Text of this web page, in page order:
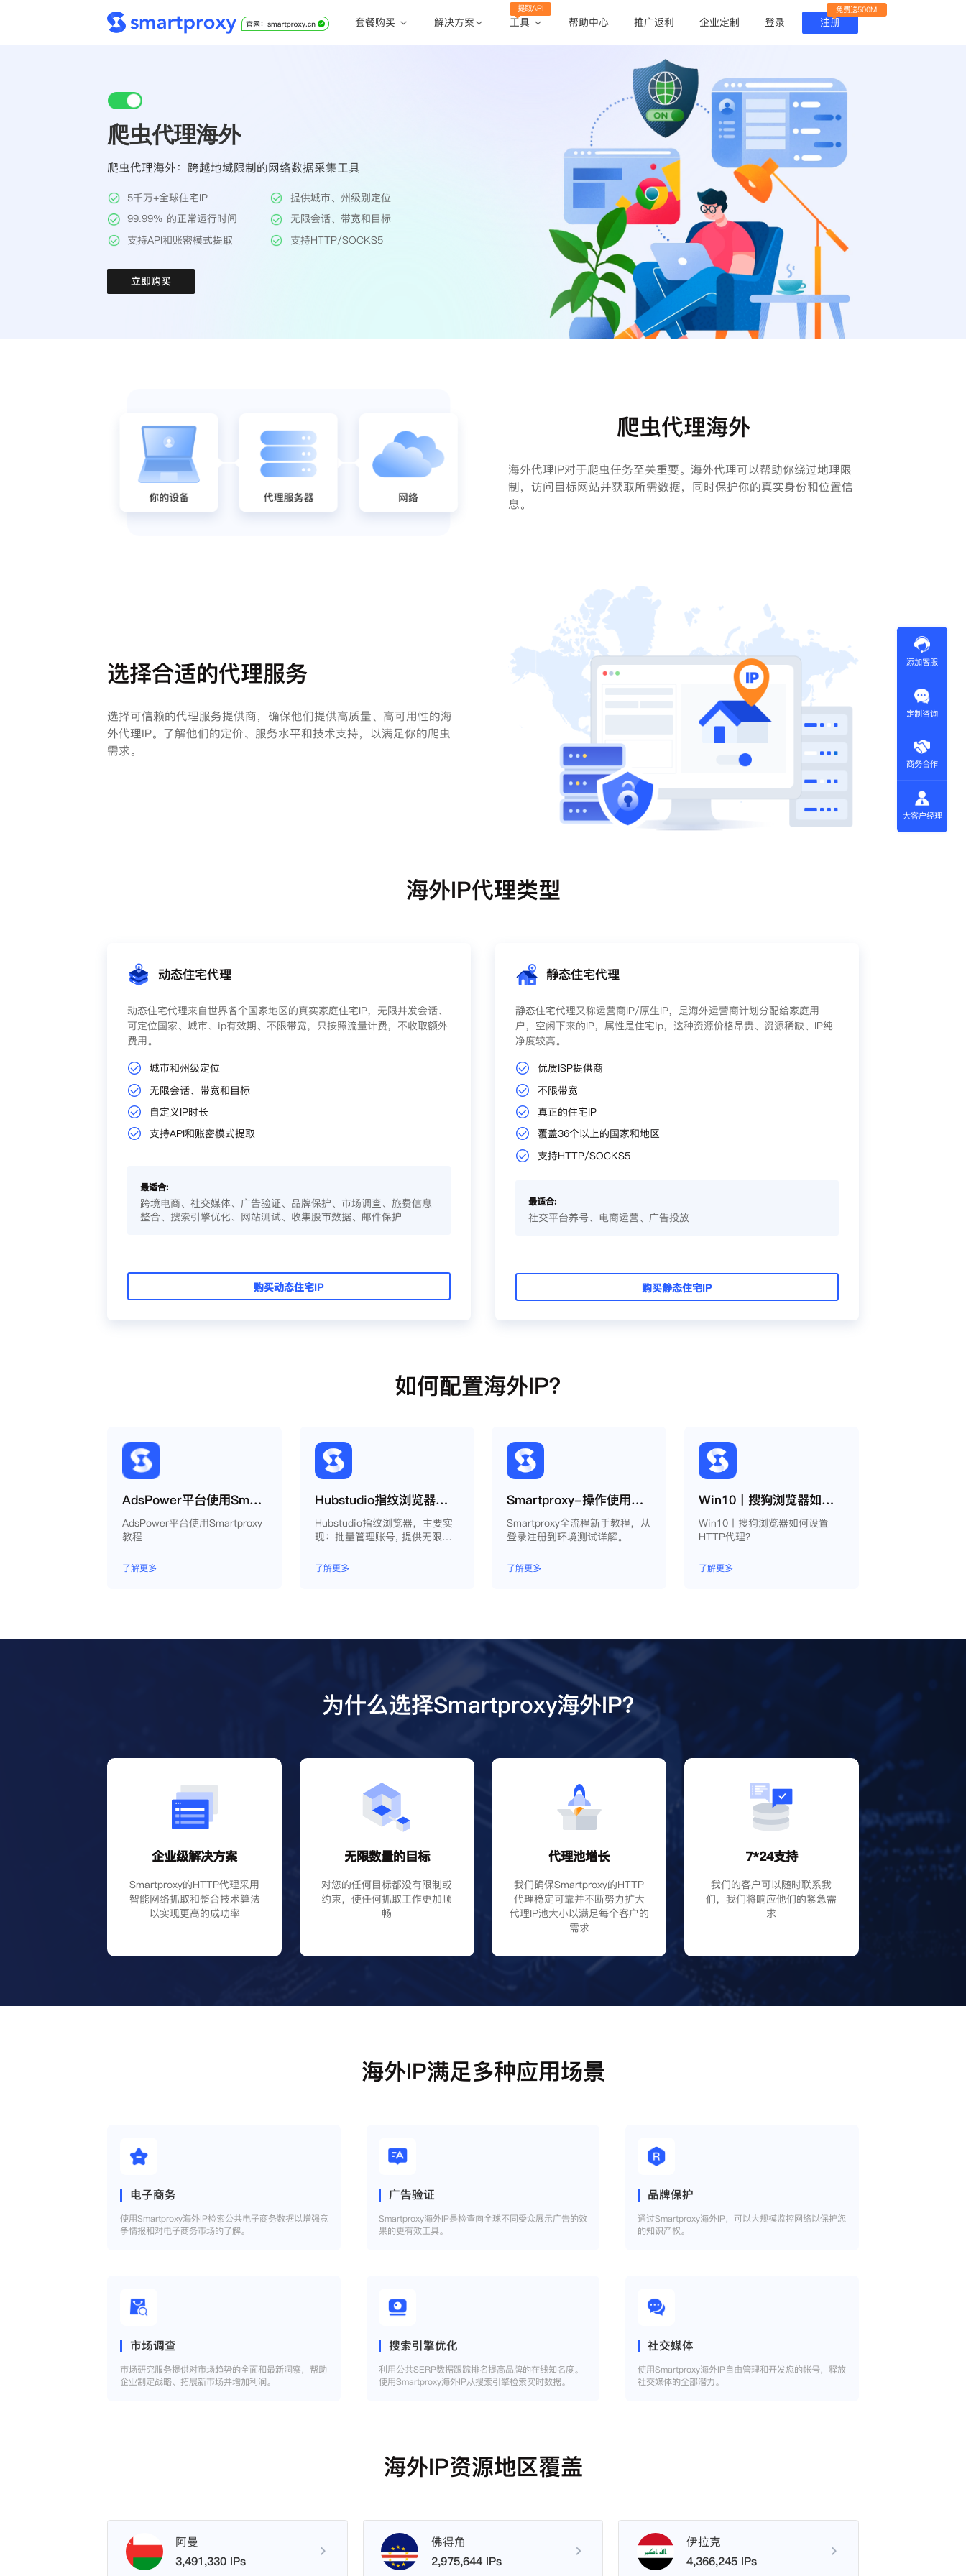
套餐购买 解决方案 工具
提取API
帮助中心 推广返利 企业定制 登录 注册
免费送500M
爬虫代理海外
爬虫代理海外：跨越地域限制的网络数据采集工具
5千万+全球住宅IP
提供城市、州级别定位
99.99% 的正常运行时间
无限会话、带宽和目标
支持API和账密模式提取
支持HTTP/SOCKS5
立即购买
爬虫代理海外
海外代理IP对于爬虫任务至关重要。海外代理可以帮助你绕过地理限
制，访问目标网站并获取所需数据，同时保护你的真实身份和位置信
息。
选择合适的代理服务
选择可信赖的代理服务提供商，确保他们提供高质量、高可用性的海
外代理IP。了解他们的定价、服务水平和技术支持，以满足你的爬虫
需求。
海外IP代理类型
动态住宅代理
动态住宅代理来自世界各个国家地区的真实家庭住宅IP，无限并发会话、
可定位国家、城市、ip有效期、不限带宽，只按照流量计费，不收取额外
费用。
城市和州级定位
无限会话、带宽和目标
自定义IP时长
支持API和账密模式提取
最适合:
跨境电商、社交媒体、广告验证、品牌保护、市场调查、旅费信息
整合、搜索引擎优化、网站测试、收集股市数据、邮件保护
购买动态住宅IP
静态住宅代理
静态住宅代理又称运营商IP/原生IP，是海外运营商计划分配给家庭用
户，空闲下来的IP，属性是住宅ip，这种资源价格昂贵、资源稀缺、IP纯
净度较高。
优质ISP提供商
不限带宽
真正的住宅IP
覆盖36个以上的国家和地区
支持HTTP/SOCKS5
最适合:
社交平台养号、电商运营、广告投放
购买静态住宅IP
如何配置海外IP？
AdsPower平台使用Smartproxy教程
AdsPower平台使用Smartproxy
教程
了解更多
Hubstudio指纹浏览器使用Smartproxy教程
Hubstudio指纹浏览器，主要实
现：批量管理账号, 提供无限量
且提供自动化操作和团队协作功
能，能大力提高工作效率 。
了解更多
Smartproxy-操作使用说明
Smartproxy全流程新手教程，从
登录注册到环境测试详解。
了解更多
Win10丨搜狗浏览器如何设置HTTP代理？
Win10丨搜狗浏览器如何设置
HTTP代理？
了解更多
为什么选择Smartproxy海外IP？
企业级解决方案
Smartproxy的HTTP代理采用
智能网络抓取和整合技术算法
以实现更高的成功率
无限数量的目标
对您的任何目标都没有限制或
约束，使任何抓取工作更加顺
畅
代理池增长
我们确保Smartproxy的HTTP
代理稳定可靠并不断努力扩大
代理IP池大小以满足每个客户的
需求
7*24支持
我们的客户可以随时联系我
们，我们将响应他们的紧急需
求
海外IP满足多种应用场景
电子商务
使用Smartproxy海外IP检索公共电子商务数据以增强竞
争情报和对电子商务市场的了解。
广告验证
Smartproxy海外IP是检查向全球不同受众展示广告的效
果的更有效工具。
品牌保护
通过Smartproxy海外IP，可以大规模监控网络以保护您
的知识产权。
市场调查
市场研究服务提供对市场趋势的全面和最新洞察，帮助
企业制定战略、拓展新市场并增加利润。
搜索引擎优化
利用公共SERP数据跟踪排名提高品牌的在线知名度。
使用Smartproxy海外IP从搜索引擎检索实时数据。
社交媒体
使用Smartproxy海外IP自由管理和开发您的帐号，释放
社交媒体的全部潜力。
海外IP资源地区覆盖
阿曼
3,491,330 IPs
佛得角
2,975,644 IPs
伊拉克
4,366,245 IPs
添加客服
定制咨询
商务合作
大客户经理